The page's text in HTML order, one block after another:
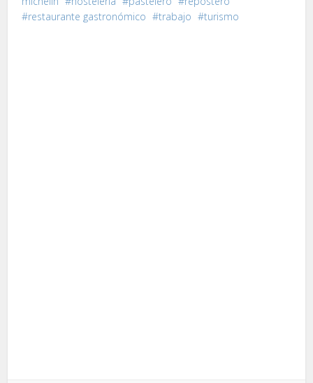
restaurante gastronómico
trabajo turismo